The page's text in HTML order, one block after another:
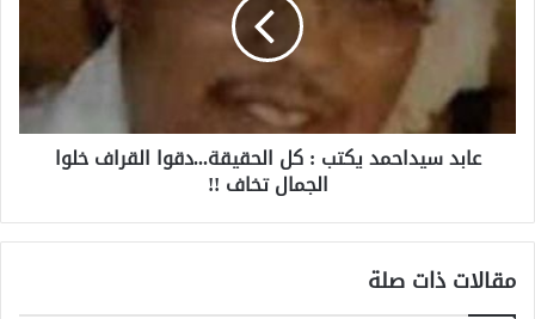
عابد سيداحمد يكتب : كل الحقيقة...دقوا القراف خلوا
الجمال تخاف !!
مقالات ذات صلة